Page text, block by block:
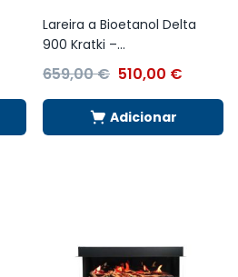
Lareira a Bioetanol Delta
900 Kratki –...
659,00€ 510,00 €
Adicionar